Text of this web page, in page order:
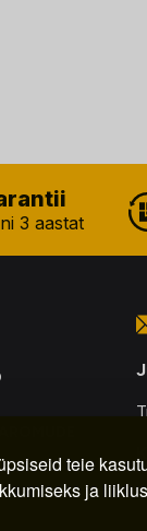
teie
ja
3 aastat